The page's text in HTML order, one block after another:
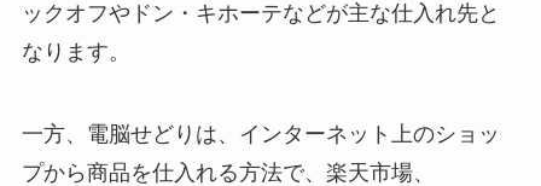
ックオフやドン・キホーテなどが主な仕入れ先と
なります。
一方、電脳せどりは、インターネット上のショッ
プから商品を仕入れる方法で、楽天市場、